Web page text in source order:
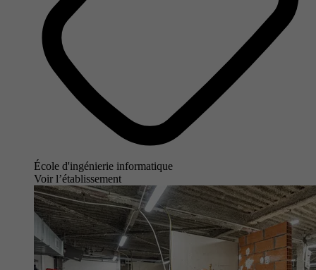
École d'ingénierie informatique
Voir l’établissement